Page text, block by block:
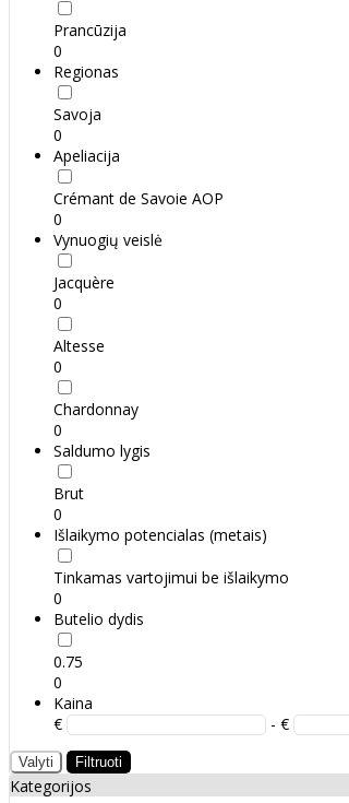
Prancūzija
0
Regionas
Savoja
0
Apeliacija
Crémant de Savoie AOP
0
Vynuogių veislė
Jacquère
0
Altesse
0
Chardonnay
0
Saldumo lygis
Brut
0
Išlaikymo potencialas (metais)
Tinkamas vartojimui be išlaikymo
0
Butelio dydis
0.75
0
Kaina
€
- €
Valyti Filtruoti
Kategorijos